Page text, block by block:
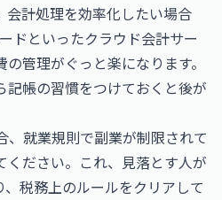
会計処理を効率化したい場合
ド といったクラウド会計サー
管理がぐっと楽になります。
記帳の習慣をつけておくと後が
、就業規則で副業が制限されて
ください。これ、見落とす人が
税務上のルールをクリアして